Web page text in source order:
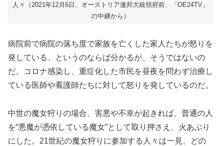
人々（2021年12月6日、オーストリア連邦大統領府前、「OE24TV」
の中継から）
病院前で病院の落ち度で家族を亡くした家人たちが怒りを
発している、というのならば分かるが、そうではないの
だ。コロナ感染し、重症化した市民を昼夜を問わず治療し
ている医師や看護師たちに対して怒りを発しているのだ。
中世の魔女狩りの場合、害悪や不幸が起きれば、普通の人
を“悪魔が憑依している魔女”として取り押さえ、火あぶり
にした。21世紀の魔女狩りに参加する人々は一見、どの